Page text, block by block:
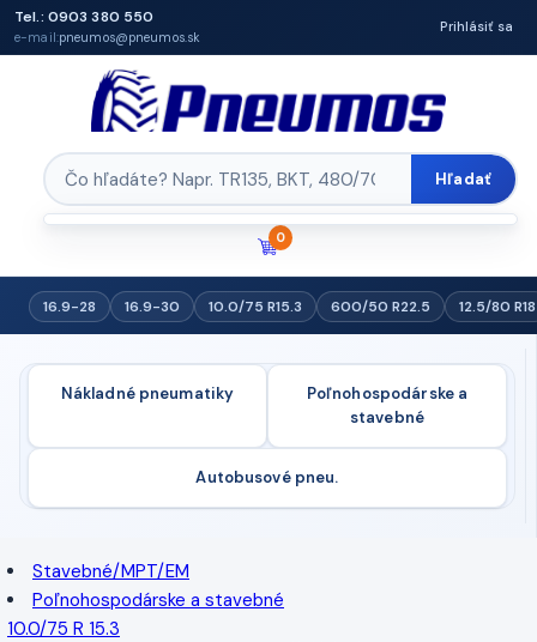
Tel.: 0903 380 550
e-mail:pneumos@pneumos.sk
Prihlásiť sa
Hľadať
0
16.9-28 16.9-30 10.0/75 R15.3 600/50 R22.5 12.5/80 R18
Nákladné pneumatiky
Poľnohospodárske a
stavebné
Autobusové pneu.
Stavebné/MPT/EM
Poľnohospodárske a stavebné
10.0/75 R 15.3